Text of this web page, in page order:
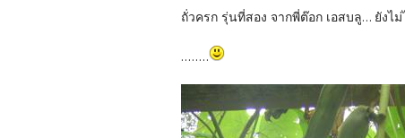
ถั่วครก รุ่นที่สอง จากพี่ต๊อก เอสบลู... ยังไ
........